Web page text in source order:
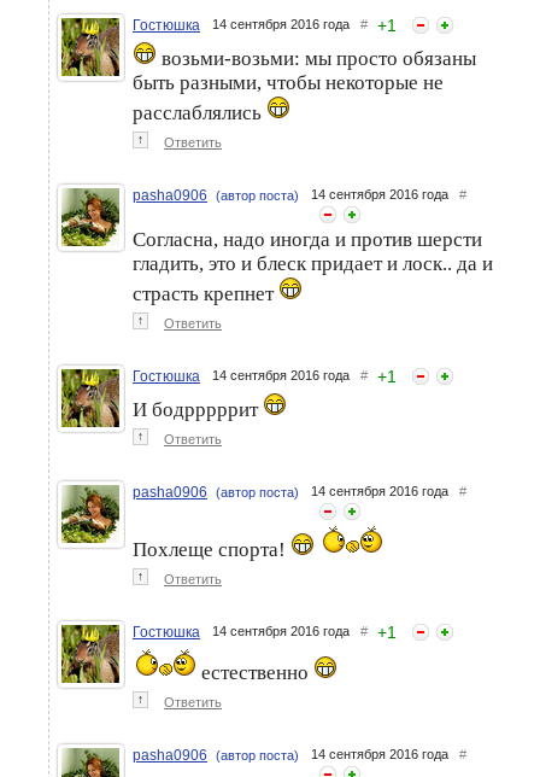
Гостюшка 14 сентября 2016 года # +1
возьми-возьми: мы просто обязаны
быть разными, чтобы некоторые не
расслаблялись
↑ Ответить
pasha0906 (автор поста) 14 сентября 2016 года #
Согласна, надо иногда и против шерсти
гладить, это и блеск придает и лоск.. да и
страсть крепнет
↑ Ответить
Гостюшка 14 сентября 2016 года # +1
И бодрррррит
↑ Ответить
pasha0906 (автор поста) 14 сентября 2016 года #
Похлеще спорта!
↑ Ответить
Гостюшка 14 сентября 2016 года # +1
естественно
↑ Ответить
pasha0906 (автор поста) 14 сентября 2016 года #